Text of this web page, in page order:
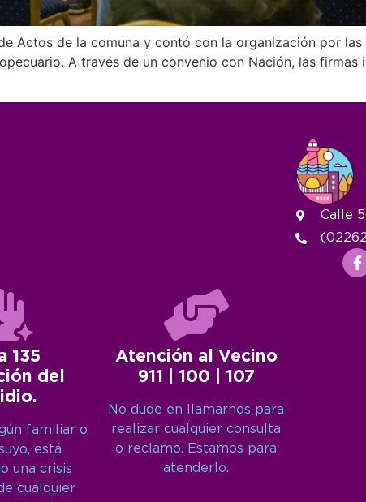
Actos de la comuna y contó con la organización por
A través de un convenio con Nación, las firmas
135
del
familiar o
está
una crisis
cualquier
Atención al Vecino
911 | 100 | 107
No dude en llamarnos para
realizar cualquier consulta
o reclamo. Estamos para
atenderlo.
Calle